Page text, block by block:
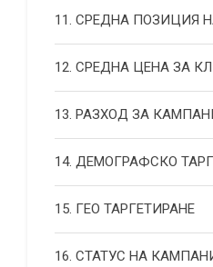
11. СРЕДНА ПОЗИЦИЯ
12. СРЕДНА ЦЕНА ЗА
13. РАЗХОД ЗА
14. ДЕМОГРАФСКО
15. ГЕО ТАРГЕТИРАНЕ
16. СТАТУС НА